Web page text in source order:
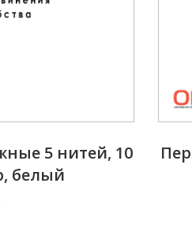
5 нитей, 10
белый